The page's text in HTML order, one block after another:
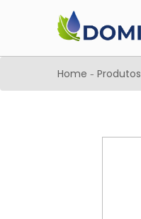
Home - Produtos